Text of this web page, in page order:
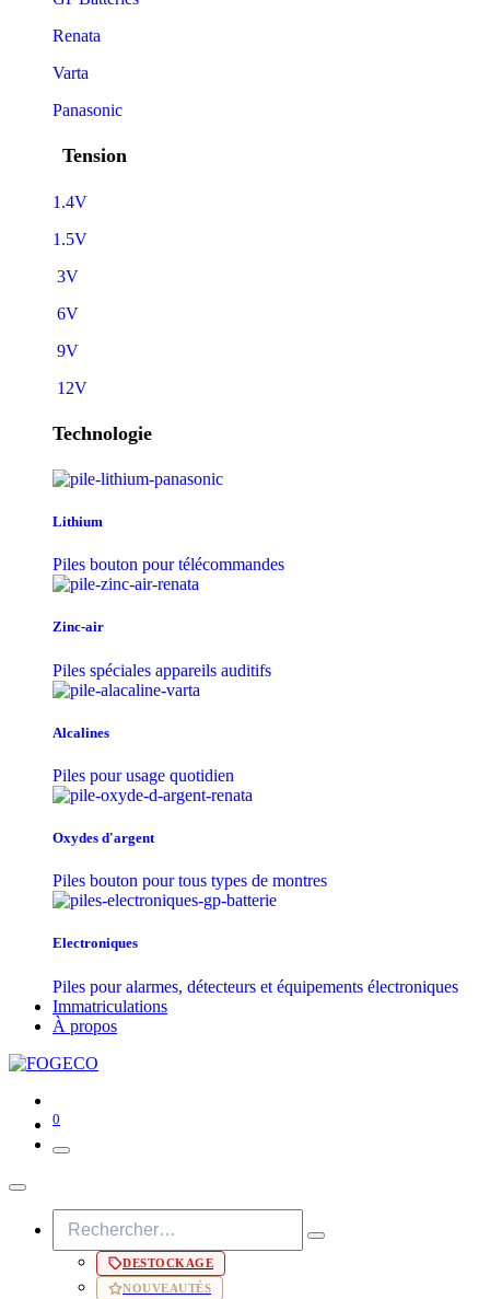
Renata
Varta
Panasonic
Tension
1.4V
1.5V
3V
6V
9V
12V
Technologie
Lithium
Piles bouton pour télécommandes
Zinc-air
Piles spéciales appareils auditifs
Alcalines
Piles pour usage quotidien
Oxydes d'argent
Piles bouton pour tous types de montres
Electroniques
Piles pour alarmes, détecteurs et équipements électroniques
Immatriculations
À propos
0
DESTOCKAGE
NOUVEAUTÉS